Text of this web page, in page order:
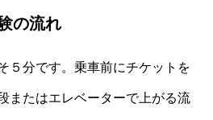
の流れ
５分です。乗車前にチケットを
またはエレベーターで上がる流